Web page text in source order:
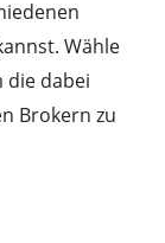
Wähle
die dabei
Brokern zu